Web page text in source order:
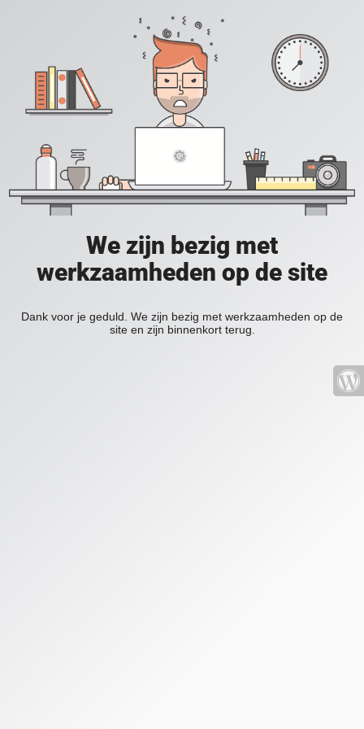
We zijn bezig met
werkzaamheden op de site
Dank voor je geduld. We zijn bezig met werkzaamheden op de
site en zijn binnenkort terug.